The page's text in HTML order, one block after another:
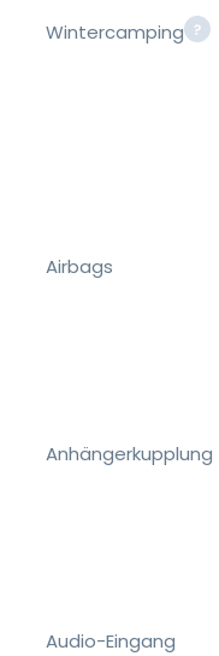
Wintercamping
Airbags
Anhängerkupplung
Audio-Eingang